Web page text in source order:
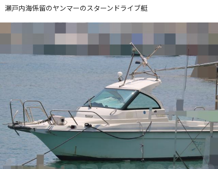
瀬戸内海係留のヤンマーのスターンドライブ艇